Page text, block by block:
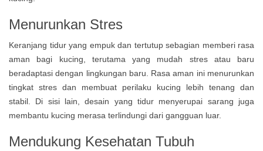
Menurunkan Stres
Keranjang tidur yang empuk dan tertutup sebagian memberi rasa
aman bagi kucing, terutama yang mudah stres atau baru
beradaptasi dengan lingkungan baru. Rasa aman ini menurunkan
tingkat stres dan membuat perilaku kucing lebih tenang dan
stabil. Di sisi lain, desain yang tidur menyerupai sarang juga
membantu kucing merasa terlindungi dari gangguan luar.
Mendukung Kesehatan Tubuh